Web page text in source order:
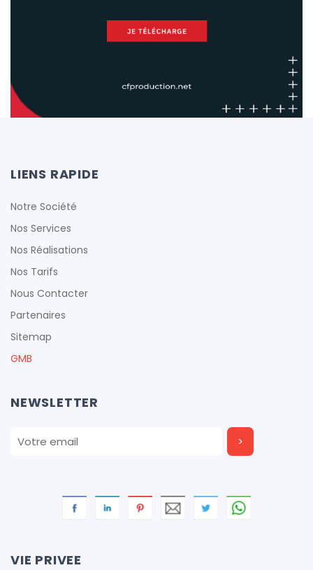
cfproduction cfproduction
cfproduction
LIENS RAPIDE
Notre Société
Nos Services
Nos Réalisations
Nos Tarifs
Nous Contacter
Partenaires
Sitemap
GMB
NEWSLETTER
VIE PRIVEE